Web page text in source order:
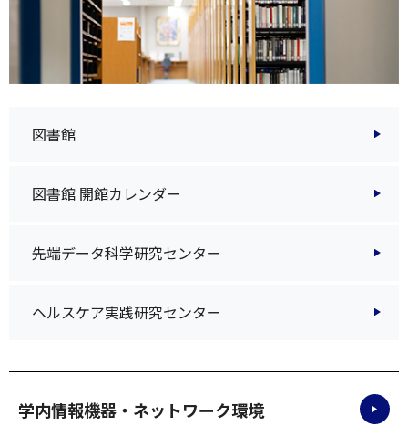
図書館
図書館 開館カレンダー
先端データ科学研究センター
ヘルスケア実践研究センター
学内情報機器・ネットワーク環境